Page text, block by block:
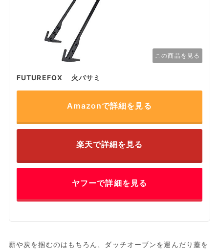
この商品を見る
FUTUREFOX 火バサミ
Amazonで詳細を見る
楽天で詳細を見る
ヤフーで詳細を見る
薪や炭を掴むのはもちろん、ダッチオーブンを運んだり蓋を